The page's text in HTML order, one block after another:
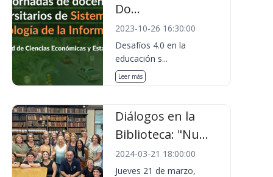
Do...
2023-10-26 16:30:00
Desafíos 4.0 en la
educación s...
Leer más
Diálogos en la
Biblioteca: "Nu...
2024-03-21 18:00:00
Jueves 21 de marzo,